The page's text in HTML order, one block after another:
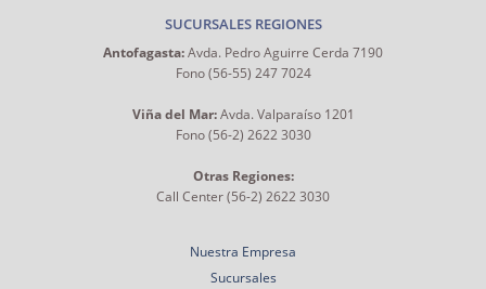
SUCURSALES REGIONES
Antofagasta:Avda. Pedro Aguirre Cerda 7190
Fono (56-55) 247 7024
Viña del Mar:Avda. Valparaíso 1201
Fono (56-2) 2622 3030
Otras Regiones:
Call Center (56-2) 2622 3030
Nuestra Empresa
Sucursales